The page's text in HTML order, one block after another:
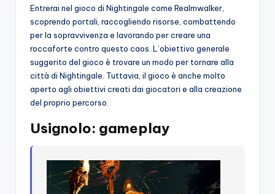
Entrerai nel gioco di Nightingale come Realmwalker,
scoprendo portali, raccogliendo risorse, combattendo
per la sopravvivenza e lavorando per creare una
roccaforte contro questo caos. L’obiettivo generale
suggerito del gioco è trovare un modo per tornare alla
città di Nightingale. Tuttavia, il gioco è anche molto
aperto agli obiettivi creati dai giocatori e alla creazione
del proprio percorso.
Usignolo: gameplay